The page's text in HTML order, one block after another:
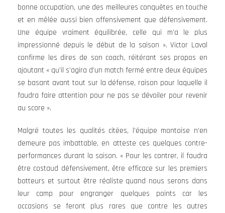
bonne occupation, une des meilleures conquêtes en touche
et en mêlée aussi bien offensivement que défensivement.
Une équipe vraiment équilibrée, celle qui m’a le plus
impressionné depuis le début de la saison ». Victor Laval
confirme les dires de son coach, réitérant ses propos en
ajoutant « qu’il s’agira d’un match fermé entre deux équipes
se basant avant tout sur la défense, raison pour laquelle il
faudra faire attention pour ne pas se dévoiler pour revenir
au score ».
Malgré toutes les qualités citées, l’équipe montoise n’en
demeure pas imbattable, en atteste ces quelques contre-
performances durant la saison. « Pour les contrer, il faudra
être costaud défensivement, être efficace sur les premiers
botteurs et surtout être réaliste quand nous serons dans
leur camp pour engranger quelques points car les
occasions se feront plus rares que contre les autres